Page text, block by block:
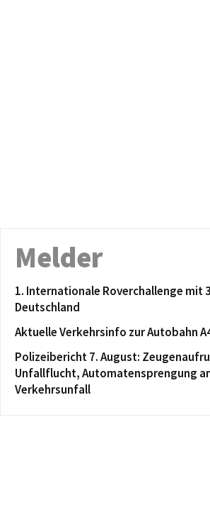
Melder
1. Internationale Roverchallenge mit
Deutschland
Aktuelle Verkehrsinfo zur Autobahn
Polizeibericht 7. August:
Unfallflucht, Automatensprengung
Verkehrsunfall